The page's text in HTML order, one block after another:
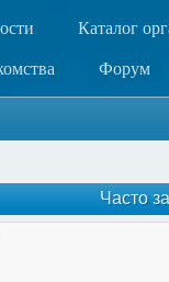
Каталог
Форум
Часто